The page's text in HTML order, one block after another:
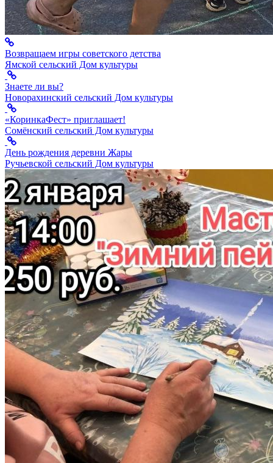
Возвращаем игры советского детства
Ямской сельский Дом культуры
Знаете ли вы?
Новорахинский сельский Дом культуры
«КоринкаФест» приглашает!
Сомёнский сельский Дом культуры
День рождения деревни Жары
Ручьевской сельский Дом культуры